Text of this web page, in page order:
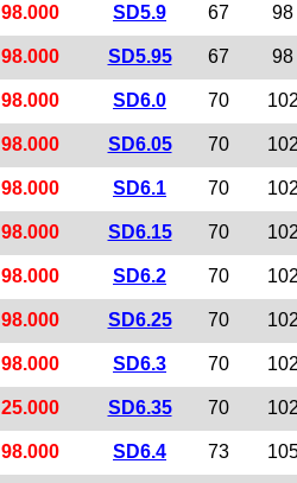
98.000 SD5.9 67 98
98.000 SD5.95 67 98
98.000 SD6.0 70
98.000 SD6.05 70
98.000 SD6.1 70
98.000 SD6.15 70
98.000 SD6.2 70
98.000 SD6.25 70
98.000 SD6.3 70
25.000 SD6.35 70
98.000 SD6.4 73